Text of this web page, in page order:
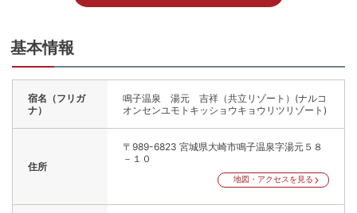
基本情報
宿名（フリガ
ナ）
鳴子温泉 湯元 吉祥（共立リゾート）(ナルコ
オンセンユモトキッショウキョウリツリゾート)
住所
〒989-6823 宮城県大崎市鳴子温泉字湯元５８
－１０
地図・アクセスを見る